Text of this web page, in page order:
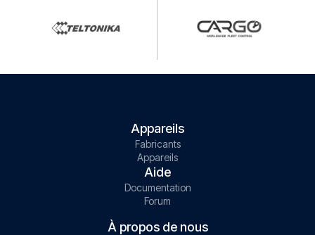
Appareils
Fabricants
Appareils
Aide
Documentation
Forum
À propos de nous